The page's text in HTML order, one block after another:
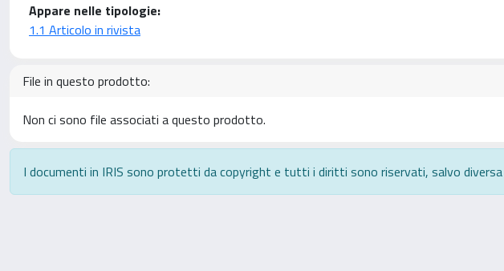
Appare nelle tipologie:
1.1 Articolo in rivista
File in questo prodotto:
Non ci sono file associati a questo prodotto.
I documenti in IRIS sono protetti da copyright e tutti i diritti sono riservati, salvo diversa